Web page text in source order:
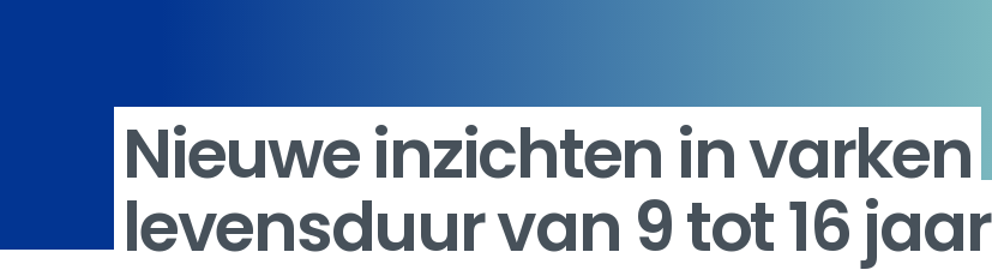
Nieuwe inzichten in varken
levensduur van 9 tot 16 jaar